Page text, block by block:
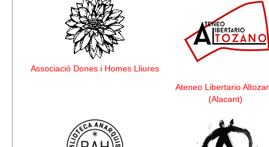
Associació Dones i Homes Lliures
Ateneo Libertario
(Alacant)